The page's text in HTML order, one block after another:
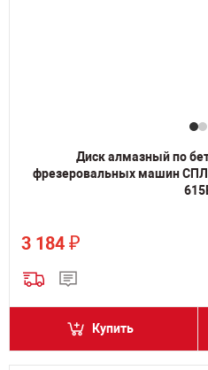
Диск алмазный по
фрезеровальных машин
3 184 ₽
Купить